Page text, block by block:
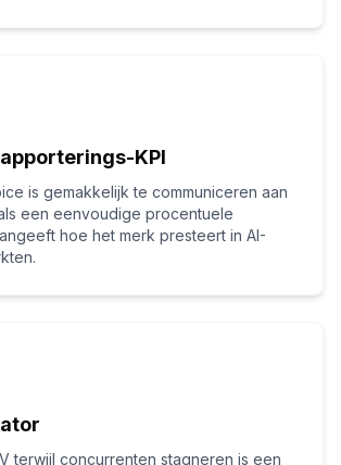
KPI
is gemakkelijk te communiceren aan
een eenvoudige procentuele
hoe het merk presteert in AI-
terwijl concurrenten stagneren is een